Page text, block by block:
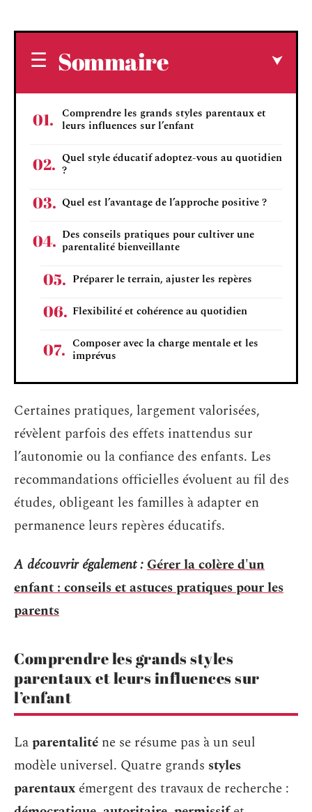
Sommaire
Comprendre les grands styles parentaux et
leurs influences sur l’enfant
Quel style éducatif adoptez-vous au quotidien
?
Quel est l’avantage de l’approche positive ?
Des conseils pratiques pour cultiver une
parentalité bienveillante
Préparer le terrain, ajuster les repères
Flexibilité et cohérence au quotidien
Composer avec la charge mentale et les
imprévus
Certaines pratiques, largement valorisées,
révèlent parfois des effets inattendus sur
l’autonomie ou la confiance des enfants. Les
recommandations officielles évoluent au fil des
études, obligeant les familles à adapter en
permanence leurs repères éducatifs.
A découvrir également :Gérer la colère d'un
enfant : conseils et astuces pratiques pour les
parents
Comprendre les grands styles
parentaux et leurs influences sur
l’enfant
Laparentalité ne se résume pas à un seul
modèle universel. Quatre grands styles
parentaux émergent des travaux de recherche :